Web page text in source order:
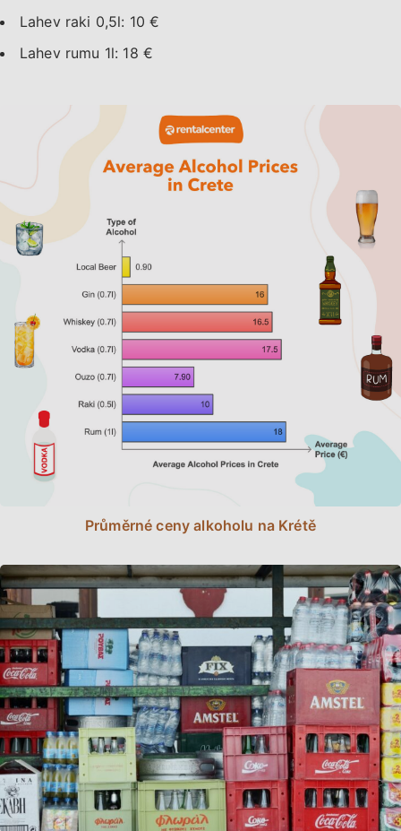
Lahev raki 0,5l: 10 €
Lahev rumu 1l: 18 €
Průměrné ceny alkoholu na Krétě